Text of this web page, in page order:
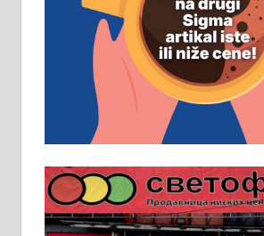
Рудник и флотација
д.о.о. Рудник
помоћника рудара.
Основна школа, пожељно
искуство на истим и
пословима, али не и
услов. Обезбеђен
превоз, исхрана. 032/57-
локал 22
Пружам услуге завршних
у грађевини,
молерских радова. 061/25-